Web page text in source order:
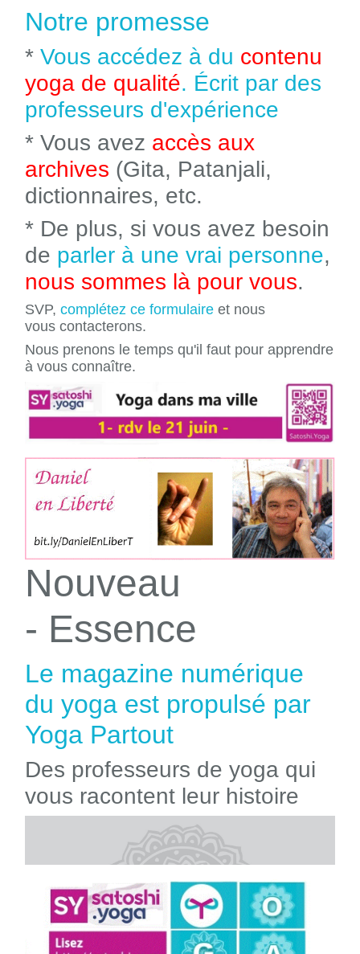
Notre promesse
* Vous accédez à du contenu
yoga de qualité. Écrit par des
professeurs d'expérience
* Vous avez accès aux
archives (Gita, Patanjali,
dictionnaires, etc.
* De plus, si vous avez besoin
de parler à une vrai personne,
nous sommes là pour vous.
SVP, complétez ce formulaire et nous
vous contacterons.
Nous prenons le temps qu'il faut pour apprendre
à vous connaître.
Nouveau
- Essence
Le magazine numérique
du yoga est propulsé par
Yoga Partout
Des professeurs de yoga qui
vous racontent leur histoire